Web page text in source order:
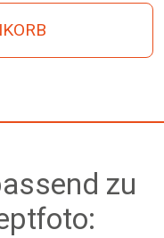
zu